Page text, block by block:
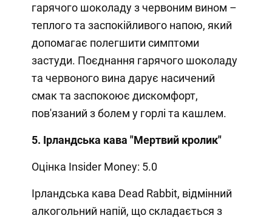
гарячого шоколаду з червоним вином –
теплого та заспокійливого напою, який
допомагає полегшити симптоми
застуди. Поєднання гарячого шоколаду
та червоного вина дарує насичений
смак та заспокоює дискомфорт,
пов'язаний з болем у горлі та кашлем.
5. Ірландська кава "Мертвий кролик"
Оцінка Insider Money: 5.0
Ірландська кава Dead Rabbit, відмінний
алкогольний напій, що складається з